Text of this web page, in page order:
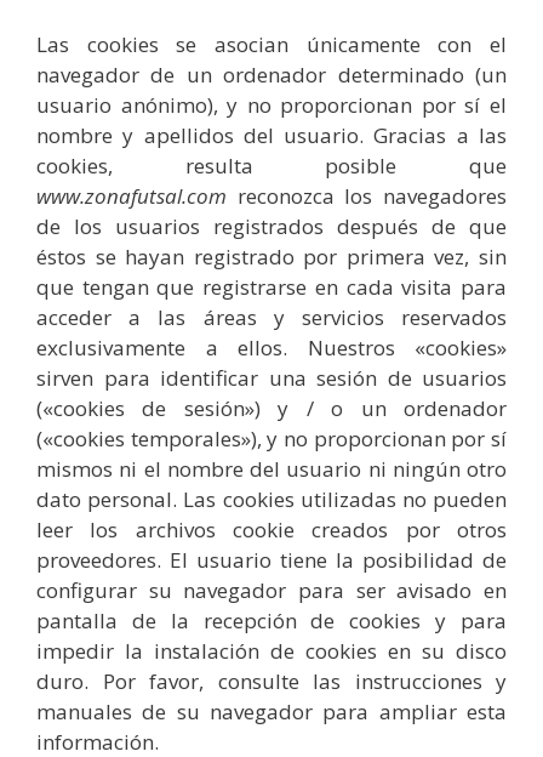
Las cookies se asocian únicamente con el
navegador de un ordenador determinado (un
usuario anónimo), y no proporcionan por sí el
nombre y apellidos del usuario. Gracias a las
cookies, resulta posible que
www.zonafutsal.com reconozca los navegadores
de los usuarios registrados después de que
éstos se hayan registrado por primera vez, sin
que tengan que registrarse en cada visita para
acceder a las áreas y servicios reservados
exclusivamente a ellos. Nuestros «cookies»
sirven para identificar una sesión de usuarios
(«cookies de sesión») y / o un ordenador
(«cookies temporales»), y no proporcionan por sí
mismos ni el nombre del usuario ni ningún otro
dato personal. Las cookies utilizadas no pueden
leer los archivos cookie creados por otros
proveedores. El usuario tiene la posibilidad de
configurar su navegador para ser avisado en
pantalla de la recepción de cookies y para
impedir la instalación de cookies en su disco
duro. Por favor, consulte las instrucciones y
manuales de su navegador para ampliar esta
información.